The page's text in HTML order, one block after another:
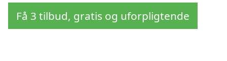
Få 3 tilbud, gratis og uforpligtende